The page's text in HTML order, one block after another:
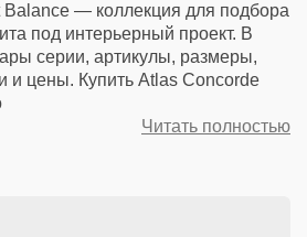
— коллекция для подбора
под интерьерный проект. В
серии, артикулы, размеры,
и цены. Купить Atlas Concorde
Читать полностью